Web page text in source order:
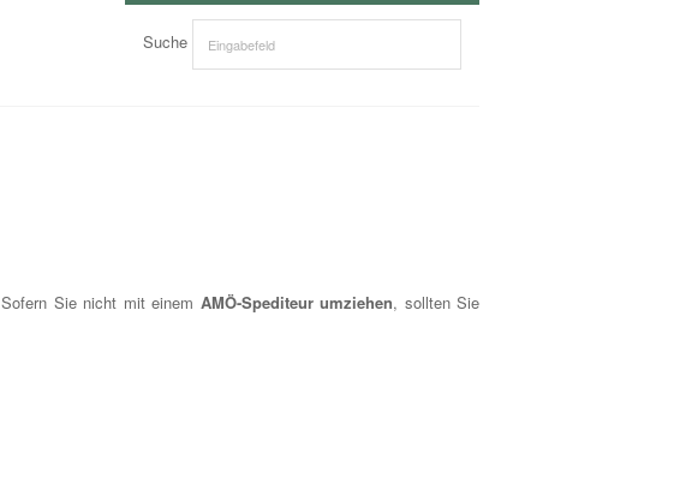
Suche
Sofern Sie nicht mit einem AMÖ-Spediteur umziehen, sollten Sie